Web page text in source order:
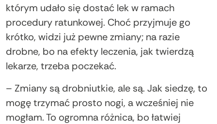
którym udało się dostać lek w ramach
procedury ratunkowej. Choć przyjmuje go
krótko, widzi już pewne zmiany; na razie
drobne, bo na efekty leczenia, jak twierdzą
lekarze, trzeba poczekać.
– Zmiany są drobniutkie, ale są. Jak siedzę, to
mogę trzymać prosto nogi, a wcześniej nie
mogłam. To ogromna różnica, bo łatwiej